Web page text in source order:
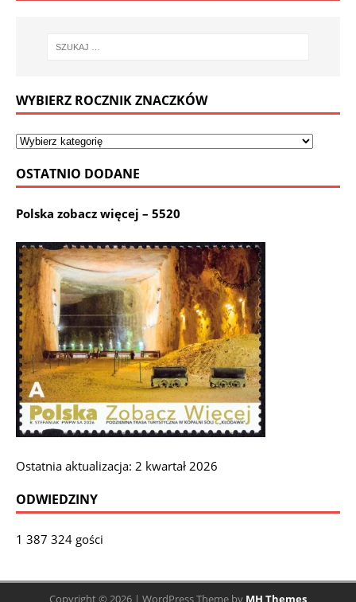
WYBIERZ ROCZNIK ZNACZKÓW
OSTATNIO DODANE
Polska zobacz więcej – 5520
Ostatnia aktualizacja: 2 kwartał 2026
ODWIEDZINY
1 387 324 gości
Copyright © 2026 | WordPress Theme by MH Themes